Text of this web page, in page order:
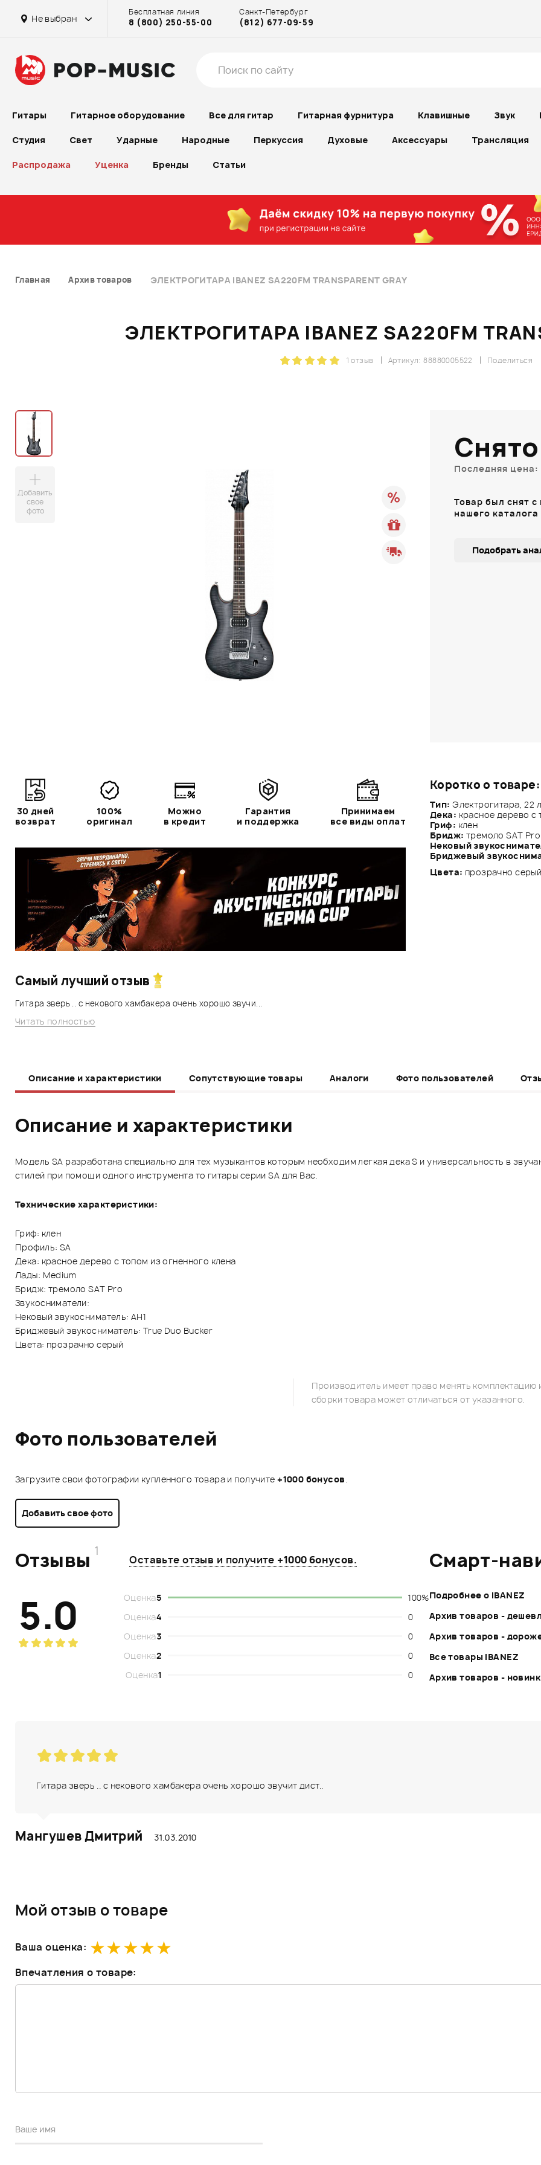
Не выбран
Бесплатная линия
8 (800) 250-55-00
Санкт-Петербург
(812) 677-09-59
Гитары Гитарное оборудование Все для гитар Гитарная фурнитура Клавишные Звук
Студия Свет Ударные Народные Перкуссия Духовые Аксессуары Трансляция
Распродажа Уценка Бренды Статьи
Главная Архив товаров ЭЛЕКТРОГИТАРА IBANEZ SA220FM TRANSPARENT GRAY
ЭЛЕКТРОГИТАРА IBANEZ SA220FM
Поделиться
Артикул: 88880005522
1 отзыв
Добавить
свое
фото
Коротко о товаре:
Тип: Электрогитара, 22
Дека: красное дерево с
Гриф: клен
Бридж: тремоло SAT Pro
Нековый
Бриджевый
Цвета: прозрачно серый
Последняя цена:
Товар был снят
нашего каталога
Подобрать
30 дней
возврат
100%
оригинал
Можно
в кредит
Гарантия
и поддержка
Принимаем
все виды оплат
Самый лучший отзыв
Гитара зверь .. с некового хамбакера очень хорошо звучи...
Читать полностью
Описание и характеристики Сопутствующие товары Аналоги Фото пользователей
Описание и характеристики
Модель SA разработана специально для тех музыкантов которым необходим легкая дека S и универсальность в
стилей при помощи одного инструмента то гитары серии SA для Вас.
Технические характеристики:
Гриф: клен
Профиль: SA
Дека: красное дерево с топом из огненного клена
Лады: Medium
Бридж: тремоло SAT Pro
Звукосниматели:
Нековый звукосниматель: AH1
Бриджевый звукосниматель: True Duo Bucker
Цвета: прозрачно серый
Производитель имеет право менять
сборки товара может отличаться от указанного.
Фото пользователей
Загрузите свои фотографии купленного товара и получите+1000 бонусов.
Добавить свое фото
Отзывы 1
Оставьте отзыв и получите +1000 бонусов.
5.0 Оценка5
100%
Оценка4
0
Оценка3
0
Оценка2
0
Оценка1 0
Смарт-
Подробнее о IBANEZ
Архив товаров -
Архив товаров -
Все товары IBANEZ
Архив товаров -
Гитара зверь .. с некового хамбакера очень хорошо звучит дист..
Мангушев Дмитрий 31.03.2010
Мой отзыв о товаре
Ваша оценка:
Впечатления о товаре: